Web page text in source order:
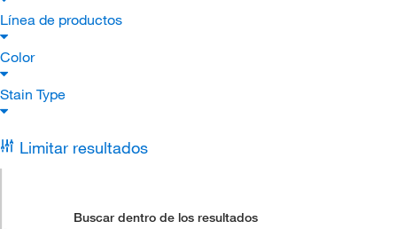
Línea de productos
Color
Stain Type
Limitar resultados
Buscar dentro de los resultados